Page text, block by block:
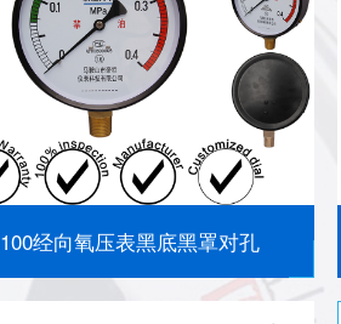
100经向氧压表黑底黑罩对孔